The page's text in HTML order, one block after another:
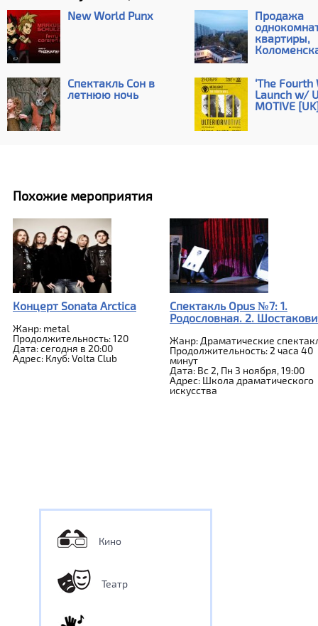
New World Punx
Продажа
квартиры,
Спектакль Сон в
летнюю ночь
‘The Fourth
Launch w/
MOTIVE
Похожие мероприятия
Концерт Sonata Arctica
Жанр: metal
Продолжительность: 120
Дата: сегодня в 20:00
Адрес: Клуб: Volta Club
Спектакль Opus №7: 1.
Родословная. 2.
Жанр: Драматические
Продолжительность: 2 часа 40
минут
Дата: Вс 2, Пн 3 ноября, 19:00
Адрес: Школа драматического
искусства
Кино
Театр